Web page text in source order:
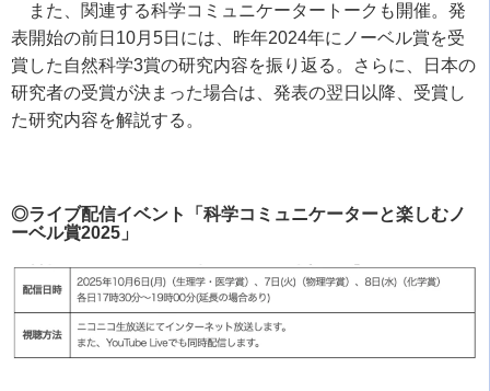
また、関連する科学コミュニケータートークも開催。発
表開始の前日10月5日には、昨年2024年にノーベル賞を受
賞した自然科学3賞の研究内容を振り返る。さらに、日本の
研究者の受賞が決まった場合は、発表の翌日以降、受賞し
た研究内容を解説する。
◎ライブ配信イベント「科学コミュニケーターと楽しむノ
ーベル賞2025」